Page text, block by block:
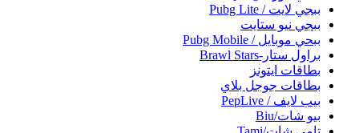
ببجي لايت / Pubg Lite
ببجي نيو ستايت
ببحي موبايل / Pubg Mobile
براول ستار-Brawl Stars
بطاقات ايتونز
بطاقات جوجل بلاي
بيب لايف / PepLive
بيو شات/Biu